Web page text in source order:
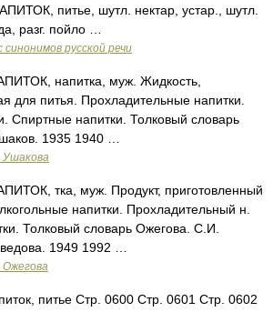
питье, шутл. нектар, устар., шутл.
разг. пойло …
русской речи
напитка, муж. Жидкость,
для питья. Прохладительные напитки.
Спиртные напитки. Толковый словарь
1935 1940 …
Ушакова
тка, муж. Продукт, приготовленный
напитки. Прохладительный н.
Толковый словарь Ожегова. С.И.
1949 1992 …
Ожегова
питье Стр. 0600 Стр. 0601 Стр. 0602